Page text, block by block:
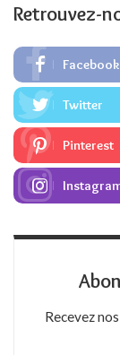
Retrouvez-
Facebook
Twitter
Pinterest
Recevez